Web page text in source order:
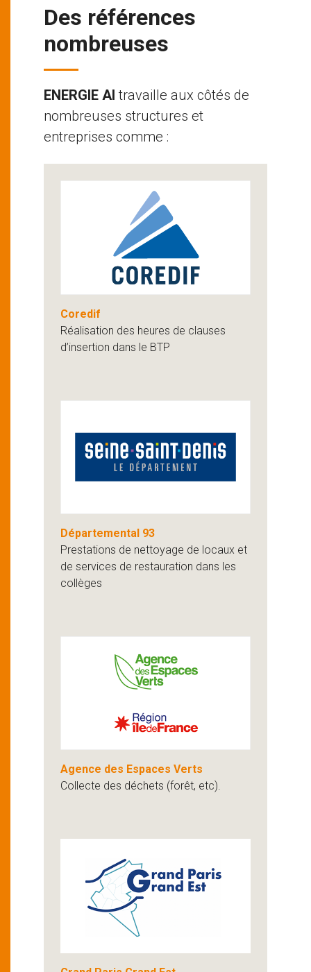
Des références
nombreuses
ENERGIE AI travaille aux côtés de
nombreuses structures et
entreprises comme :
Coredif
Réalisation des heures de clauses
d’insertion dans le BTP
Départemental 93
Prestations de nettoyage de locaux et
de services de restauration dans les
collèges
Agence des Espaces Verts
Collecte des déchets (forêt, etc).